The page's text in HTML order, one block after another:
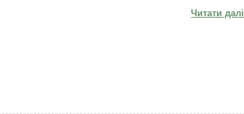
Читати далі